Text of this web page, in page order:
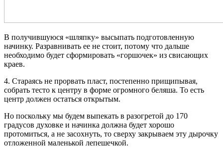
В получившуюся «шляпку» высыпать подготовленную
начинку. Разравнивать ее не стоит, потому что дальше
необходимо будет сформировать «горшочек» из свисающих
краев.
4. Стараясь не прорвать пласт, постепенно прищипывая,
собрать тесто к центру в форме огромного беляша. То есть
центр должен остаться открытым.
Но поскольку мы будем выпекать в разогретой до 170
градусов духовке и начинка должна будет хорошо
протомиться, а не засохнуть, то сверху закрываем эту дырочку
отложенной маленькой лепешечкой.